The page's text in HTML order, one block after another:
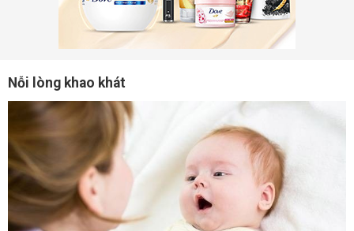
Nỗi lòng khao khát